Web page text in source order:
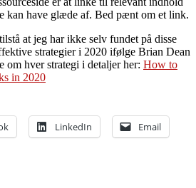
kan have glæde af. Bed pænt om et link.
at jeg har ikke selv fundet på disse
strategier i 2020 ifølge Brian Dean
hver strategi i detaljer her: How to
in 2020
LinkedIn Email